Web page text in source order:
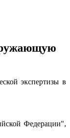
экспертизы в
Федерации",